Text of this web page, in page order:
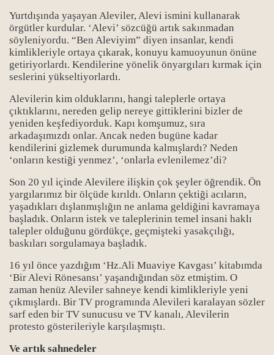
Yurtdışında yaşayan Aleviler, Alevi ismini kullanarak
örgütler kurdular. ‘Alevi’ sözcüğü artık sakınmadan
söyleniyordu. “Ben Aleviyim” diyen insanlar, kendi
kimlikleriyle ortaya çıkarak, konuyu kamuoyunun önüne
getiriyorlardı. Kendilerine yönelik önyargıları kırmak için
seslerini yükseltiyorlardı.
Alevilerin kim olduklarını, hangi taleplerle ortaya
çıktıklarını, nereden gelip nereye gittiklerini bizler de
yeniden keşfediyorduk. Kapı komşumuz, sıra
arkadaşımızdı onlar. Ancak neden bugüne kadar
kendilerini gizlemek durumunda kalmışlardı? Neden
‘onların kestiği yenmez’, ‘onlarla evlenilemez’di?
Son 20 yıl içinde Alevilere ilişkin çok şeyler öğrendik. Ön
yargılarımız bir ölçüde kırıldı. Onların çektiği acıların,
yaşadıkları dışlanmışlığın ne anlama geldiğini kavramaya
başladık. Onların istek ve taleplerinin temel insani haklı
talepler olduğunu gördükçe, geçmişteki yasakçılığı,
baskıları sorgulamaya başladık.
16 yıl önce yazdığım ‘Hz.Ali Muaviye Kavgası’ kitabımda
‘Bir Alevi Rönesansı’ yaşandığından söz etmiştim. O
zaman henüz Aleviler sahneye kendi kimlikleriyle yeni
çıkmışlardı. Bir TV programında Alevileri karalayan sözler
sarf eden bir TV sunucusu ve TV kanalı, Alevilerin
protesto gösterileriyle karşılaşmıştı.
Ve artık sahnedeler